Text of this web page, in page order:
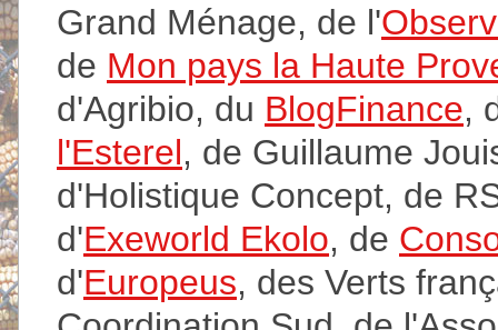
Grand Ménage, de l'
de Mon pays la Haute
d'Agribio, du BlogFinance,
l'Esterel, de Guillaume
d'Holistique Concept, de
d'Exeworld Ekolo, de
d'Europeus, des Verts